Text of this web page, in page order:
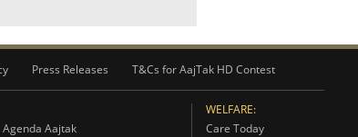
Press Releases T&Cs for AajTak HD Contest
Agenda Aajtak
WELFARE:
Care Today